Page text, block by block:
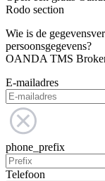
Rodo section
Wie is de
persoonsgegevens?
OANDA TMS
E-mailadres
phone_prefix
Telefoon